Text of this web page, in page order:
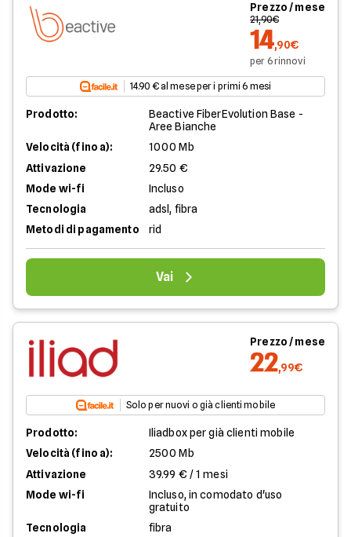
Prezzo / mese
21,90€
14,90€
per 6 rinnovi
14.90 € al mese per i primi 6 mesi
Prodotto:
Beactive FiberEvolution Base -
Aree Bianche
Velocità (fino a):
1000 Mb
Attivazione
29.50 €
Mode wi-fi
Incluso
Tecnologia
adsl, fibra
Metodi di pagamento
rid
Vai
Prezzo / mese
22,99€
Solo per nuovi o già clienti mobile
Prodotto:
Iliadbox per già clienti mobile
Velocità (fino a):
2500 Mb
Attivazione
39.99 € / 1 mesi
Mode wi-fi
Incluso, in comodato d'uso
gratuito
Tecnologia
fibra